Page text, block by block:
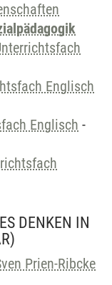
Englisch
Englisch -
DENKEN IN
Prien-Ribcke